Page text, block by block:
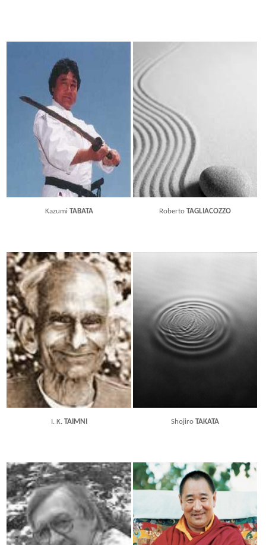
Kazumi TABATA Roberto TAGLIACOZZO
I. K. TAIMNI Shojiro TAKATA